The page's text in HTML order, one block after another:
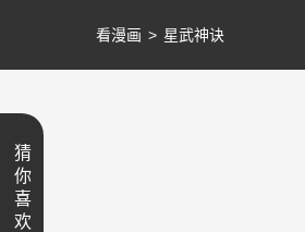
看漫画 > 星武神诀
猜
你
喜
欢